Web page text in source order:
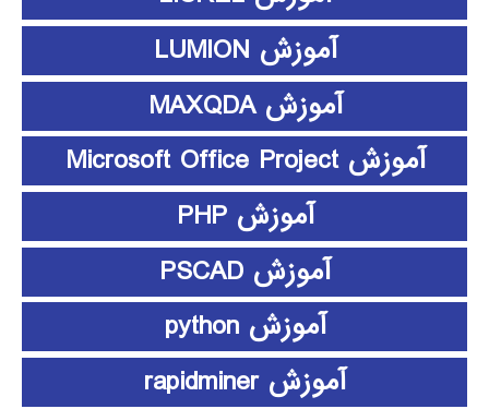
آموزش LUMION
آموزش MAXQDA
آموزش Microsoft Office Project
آموزش PHP
آموزش PSCAD
آموزش python
آموزش rapidminer